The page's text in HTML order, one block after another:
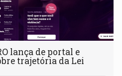
lança de portal e
trajetória da Lei